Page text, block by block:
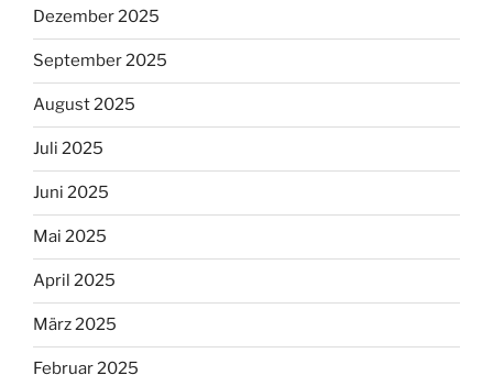
Dezember 2025
September 2025
August 2025
Juli 2025
Juni 2025
Mai 2025
April 2025
März 2025
Februar 2025